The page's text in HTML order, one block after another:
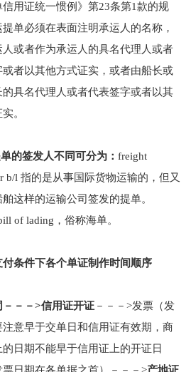
信用证统一惯例》第23条第1款的规
单必须在表面注明承运人的名称，
人或者作为承运人的具名代理人或者
或者以其他方式证实，或者由船长或
的具名代理人或者代表签字或者以其
。
的签发人不同可分为： freight
b/l 指的是从事国际货物运输的，但又
这样的运输公司签发的提单。
of lading，俗称海单。
付条件下各个单证制作时间顺序
－－－>信用证开证－－－>发票（发
注意早于交单日和信用证有效期，商
的日期不能早于信用证上的开证日